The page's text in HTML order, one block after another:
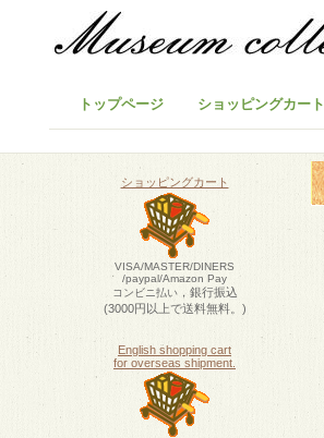
トップページ ショッピングカート
ショッピングカート
VISA/MASTER/DINERS
/paypal/Amazon Pay
コンビニ払い，銀行振込
(3000円以上で送料無料。)
English shopping cart
for overseas shipment.